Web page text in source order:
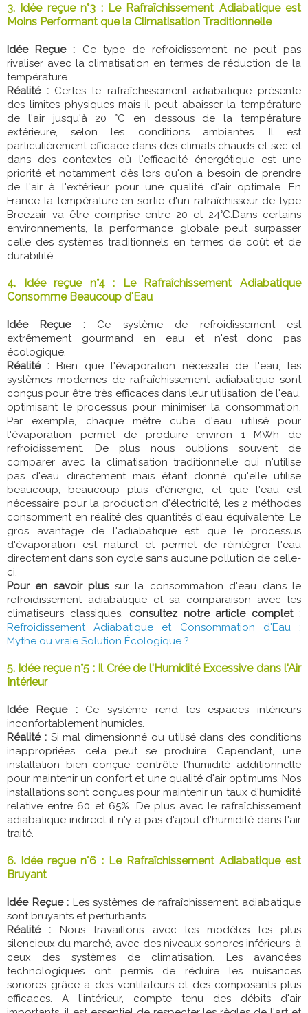
3. Idée reçue n°3 : Le Rafraîchissement Adiabatique est
Moins Performant que la Climatisation Traditionnelle
Idée Reçue : Ce type de refroidissement ne peut pas
rivaliser avec la climatisation en termes de réduction de la
température.
Réalité :Certes le rafraîchissement adiabatique présente
des limites physiques mais il peut abaisser la température
de l'air jusqu'à 20 °C en dessous de la température
extérieure, selon les conditions ambiantes. Il est
particulièrement efficace dans des climats chauds et sec et
dans des contextes où l'efficacité énergétique est une
priorité et notamment dès lors qu'on a besoin de prendre
de l'air à l'extérieur pour une qualité d'air optimale. En
France la température en sortie d'un rafraîchisseur de type
Breezair va être comprise entre 20 et 24°C.Dans certains
environnements, la performance globale peut surpasser
celle des systèmes traditionnels en termes de coût et de
durabilité.
4. Idée reçue n°4 : Le Rafraîchissement Adiabatique
Consomme Beaucoup d'Eau
Idée Reçue :Ce système de refroidissement est
extrêmement gourmand en eau et n'est donc pas
écologique.
Réalité : Bien que l'évaporation nécessite de l'eau, les
systèmes modernes de rafraîchissement adiabatique sont
conçus pour être très efficaces dans leur utilisation de l'eau,
optimisant le processus pour minimiser la consommation.
Par exemple, chaque mètre cube d'eau utilisé pour
l'évaporation permet de produire environ 1 MWh de
refroidissement. De plus nous oublions souvent de
comparer avec la climatisation traditionnelle qui n'utilise
pas d'eau directement mais étant donné qu'elle utilise
beaucoup, beaucoup plus d'énergie, et que l'eau est
nécessaire pour la production d'électricité, les 2 méthodes
consomment en réalité des quantités d'eau équivalente. Le
gros avantage de l'adiabatique est que le processus
d'évaporation est naturel et permet de réintégrer l'eau
directement dans son cycle sans aucune pollution de celle-
ci.
Pour en savoir plussur la consommation d'eau dans le
refroidissement adiabatique et sa comparaison avec les
climatiseurs classiques, consultez notre article complet:
Refroidissement Adiabatique et Consommation d'Eau :
Mythe ou vraie Solution Écologique ?
5. Idée reçue n°5 : Il Crée de l'Humidité Excessive dans l'Air
Intérieur
Idée Reçue :Ce système rend les espaces intérieurs
inconfortablement humides.
Réalité :Si mal dimensionné ou utilisé dans des conditions
inappropriées, cela peut se produire. Cependant, une
installation bien conçue contrôle l'humidité additionnelle
pour maintenir un confort et une qualité d'air optimums. Nos
installations sont conçues pour maintenir un taux d'humidité
relative entre 60 et 65%. De plus avec le rafraîchissement
adiabatique indirect il n'y a pas d'ajout d'humidité dans l'air
traité.
6. Idée reçue n°6 : Le Rafraîchissement Adiabatique est
Bruyant
Idée Reçue : Les systèmes de rafraîchissement adiabatique
sont bruyants et perturbants.
Réalité : Nous travaillons avec les modèles les plus
silencieux du marché, avec des niveaux sonores inférieurs, à
ceux des systèmes de climatisation. Les avancées
technologiques ont permis de réduire les nuisances
sonores grâce à des ventilateurs et des composants plus
efficaces. A l'intérieur, compte tenu des débits d'air